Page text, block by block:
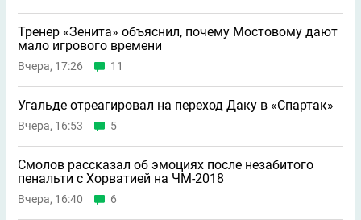
Тренер «Зенита» объяснил, почему Мостовому дают
мало игрового времени
Вчера, 17:26 11
Угальде отреагировал на переход Даку в «Спартак»
Вчера, 16:53 5
Смолов рассказал об эмоциях после незабитого
пенальти с Хорватией на ЧМ-2018
Вчера, 16:40 6